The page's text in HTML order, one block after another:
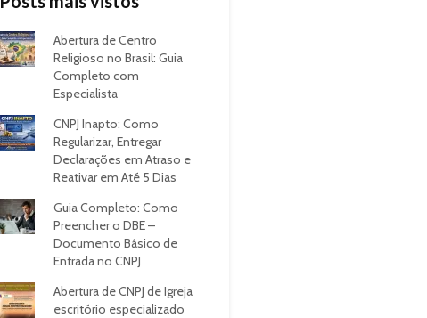
Abertura de Centro
Religioso no Brasil: Guia
Completo com
Especialista
CNPJ Inapto: Como
Regularizar, Entregar
Declarações em Atraso e
Reativar em Até 5 Dias
Guia Completo: Como
Preencher o DBE –
Documento Básico de
Entrada no CNPJ
Abertura de CNPJ de Igreja
escritório especializado